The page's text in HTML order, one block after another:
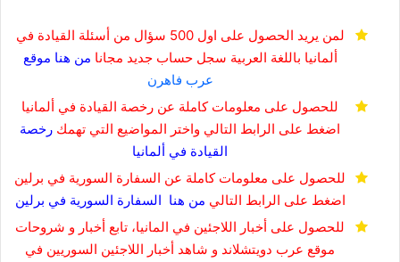
لمن يريد الحصول على اول 500 سؤال من أسئلة القيادة في
ألمانيا باللغة العربية سجل حساب جديد مجانا من هنا موقع
عرب فاهرن
للحصول على معلومات كاملة عن رخصة القيادة في ألمانيا
اضغط على الرابط التالي واختر المواضيع التي تهمك رخصة
القيادة في ألمانيا
للحصول على معلومات كاملة عن السفارة السورية في برلين
اضغط على الرابط التالي من هنا السفارة السورية في برلين
للحصول على أخبار اللاجئين في المانيا، تابع أخبار و شروحات
موقع عرب دويتشلاند و شاهد أخبار اللاجئين السوريين في